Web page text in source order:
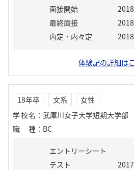
面接開始
最終面接
内定・内々定
体験記の詳細は
18年卒 文系
女性
学校名 ： 武庫川女子大学短期大学部
職種 ： BC
エントリーシート
テスト